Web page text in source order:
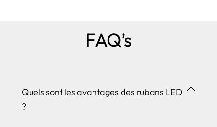
FAQ’s
Quels sont les avantages des rubans LED
?